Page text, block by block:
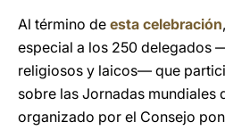
Al término de esta celebración
especial a los 250 delegados
religiosos y laicos— que
sobre las Jornadas mundiales
organizado por el Consejo